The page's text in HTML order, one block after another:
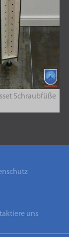
Schraubfüße
uns